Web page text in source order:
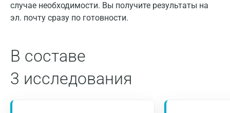
случае необходимости. Вы получите результаты на
эл. почту сразу по готовности.
В составе
3 исследования